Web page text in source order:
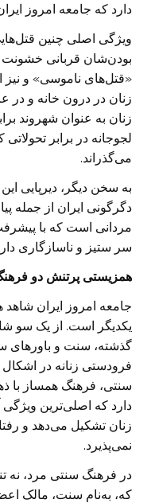
دارد که جامعه امروز
ویژگی اصلی چنین
بودن‌شان قربانی
«قتل‌های ناموسی» و نیز
زنان در درون خانه و
زنان به عنوان شهروند
لجوجانه در برابر
می‌گذراند.
به سخن دیگر، دیرپایی
دگرگونی ایران از جمله
مردانی است که با
سر ستیز و ناسازگاری
همزیستی پرتنش دو
جامعه امروز ایران
یکدیگر است. از یک سو
گذشته، سنت و باورهای
فرودستی زنانه در
سنتی، فرهنگ همساز با
دارد که اصلی‌ترین ویژگی
زنان تشکیل می‌دهد و
نمی‌پذیرد.
در فرهنگ سنتی مرد، نه
که، به‌نام سنت، مالک